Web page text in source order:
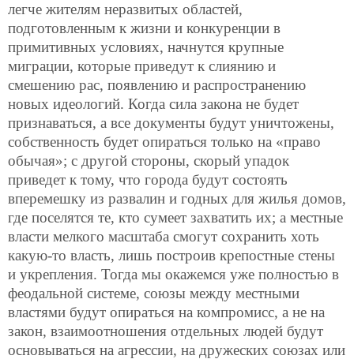
легче жителям неразвитых областей,
подготовленным к жизни и конкуренции в
примитивных условиях, начнутся крупные
миграции, которые приведут к слиянию и
смешению рас, появлению и распространению
новых идеологий. Когда сила закона не будет
признаваться, а все документы будут уничтожены,
собственность будет опираться только на «право
обычая»; с другой стороны, скорый упадок
приведет к тому, что города будут состоять
вперемешку из развалин и годных для жилья домов,
где поселятся те, кто сумеет захватить их; а местные
власти мелкого масштаба смогут сохранить хоть
какую-то власть, лишь построив крепостные стены
и укрепления. Тогда мы окажемся уже полностью в
феодальной системе, союзы между местными
властями будут опираться на компромисс, а не на
закон, взаимоотношения отдельных людей будут
основываться на агрессии, на дружеских союзах или